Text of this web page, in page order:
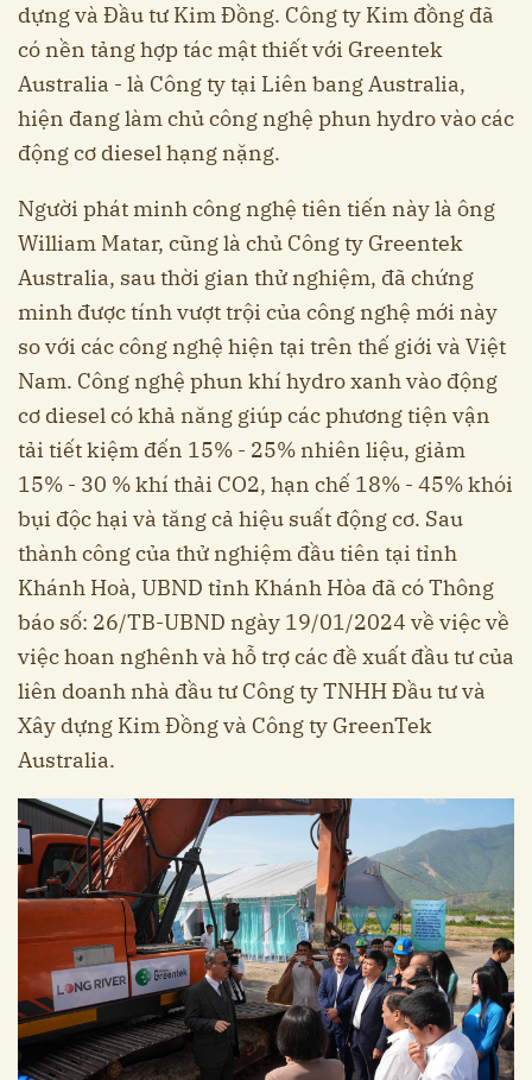
dựng và Đầu tư Kim Đồng. Công ty Kim đồng đã
có nền tảng hợp tác mật thiết với Greentek
Australia - là Công ty tại Liên bang Australia,
hiện đang làm chủ công nghệ phun hydro vào các
động cơ diesel hạng nặng.
Người phát minh công nghệ tiên tiến này là ông
William Matar, cũng là chủ Công ty Greentek
Australia, sau thời gian thử nghiệm, đã chứng
minh được tính vượt trội của công nghệ mới này
so với các công nghệ hiện tại trên thế giới và Việt
Nam. Công nghệ phun khí hydro xanh vào động
cơ diesel có khả năng giúp các phương tiện vận
tải tiết kiệm đến 15% - 25% nhiên liệu, giảm
15% - 30 % khí thải CO2, hạn chế 18% - 45% khói
bụi độc hại và tăng cả hiệu suất động cơ. Sau
thành công của thử nghiệm đầu tiên tại tỉnh
Khánh Hoà, UBND tỉnh Khánh Hòa đã có Thông
báo số: 26/TB-UBND ngày 19/01/2024 về việc về
việc hoan nghênh và hỗ trợ các đề xuất đầu tư của
liên doanh nhà đầu tư Công ty TNHH Đầu tư và
Xây dựng Kim Đồng và Công ty GreenTek
Australia.